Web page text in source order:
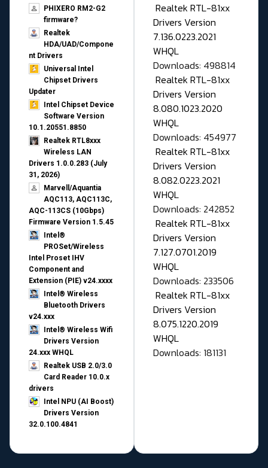
PHIXERO RM2-G2
firmware?
Realtek
HDA/UAD/Compone
nt Drivers
Universal Intel
Chipset Drivers
Updater​
Intel Chipset Device
Software Version
10.1.20551.8850
Realtek RTL8xxx
Wireless LAN
Drivers 1.0.0.283 (July
31, 2026)
Marvell/Aquantia
AQC113, AQC113C,
AQC-113CS (10Gbps)
Firmware Version 1.5.45
Intel®
PROSet/Wireless
Intel Proset IHV
Component and
Extension (PIE) v24.xxxx
Intel® Wireless
Bluetooth Drivers
v24.xxx
Intel® Wireless Wifi
Drivers Version
24.xxx WHQL
Realtek USB 2.0/3.0
Card Reader 10.0.x
drivers
Intel NPU (AI Boost)
Drivers Version
32.0.100.4841
Realtek RTL-81xx
Drivers Version
7.136.0223.2021
WHQL
Downloads: 498814
Realtek RTL-81xx
Drivers Version
8.080.1023.2020
WHQL
Downloads: 454977
Realtek RTL-81xx
Drivers Version
8.082.0223.2021
WHQL
Downloads: 242852
Realtek RTL-81xx
Drivers Version
7.127.0701.2019
WHQL
Downloads: 233506
Realtek RTL-81xx
Drivers Version
8.075.1220.2019
WHQL
Downloads: 181131